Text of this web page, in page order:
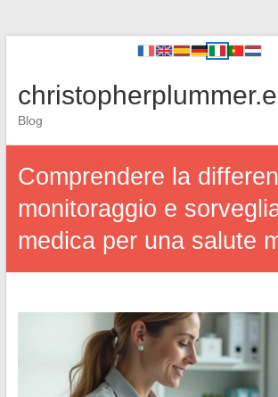
Blog
Comprendere la
monitoraggio e
medica per una salute